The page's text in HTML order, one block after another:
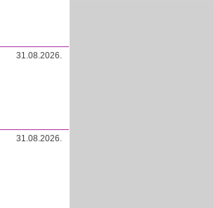
31.08.2026.
31.08.2026.